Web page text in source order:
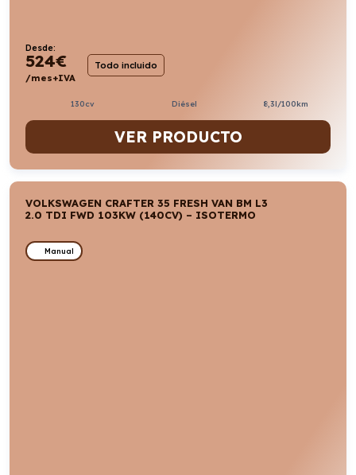
Desde:
524€
/mes+IVA
Todo incluido
130cv Diésel 8,3l/100km
VER PRODUCTO
VOLKSWAGEN CRAFTER 35 FRESH VAN BM L3
2.0 TDI FWD 103KW (140CV) – ISOTERMO
Manual